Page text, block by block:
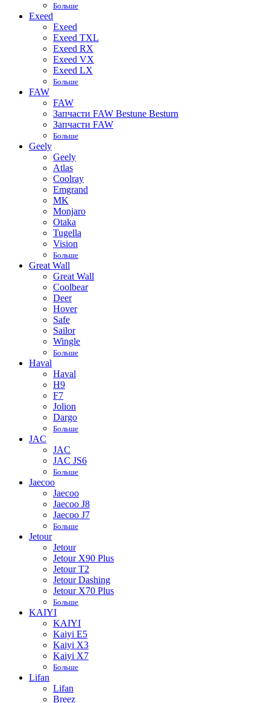
Больше
Exeed
Exeed
Exeed TXL
Exeed RX
Exeed VX
Exeed LX
Больше
FAW
FAW
Запчасти FAW Bestune Besturn
Запчасти FAW
Больше
Geely
Geely
Atlas
Coolray
Emgrand
MK
Monjaro
Otaka
Tugella
Vision
Больше
Great Wall
Great Wall
Coolbear
Deer
Hover
Safe
Sailor
Wingle
Больше
Haval
Haval
H9
F7
Jolion
Dargo
Больше
JAC
JAC
JAC JS6
Больше
Jaecoo
Jaecoo
Jaecoo J8
Jaecoo J7
Больше
Jetour
Jetour
Jetour X90 Plus
Jetour T2
Jetour Dashing
Jetour X70 Plus
Больше
KAIYI
KAIYI
Kaiyi E5
Kaiyi X3
Kaiyi X7
Больше
Lifan
Lifan
Breez